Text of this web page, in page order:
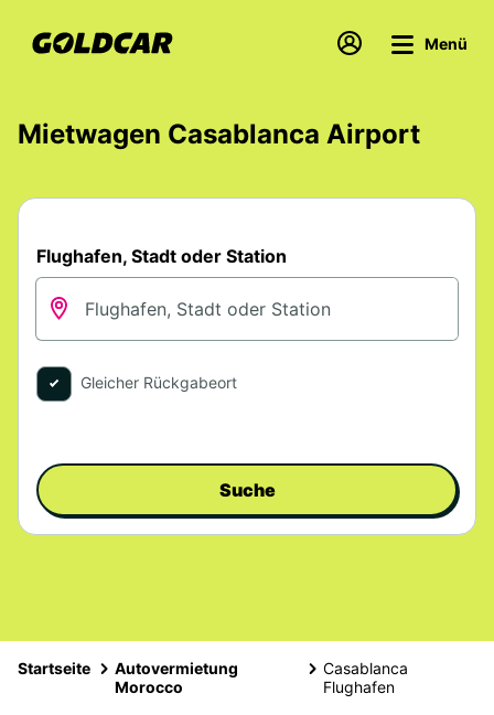
Menü
Mietwagen Casablanca Airport
Flughafen, Stadt oder Station
Gleicher Rückgabeort
Suche
Startseite
Autovermietung
Morocco
Casablanca
Flughafen